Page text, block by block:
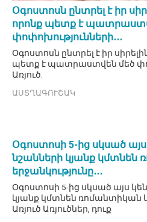
Օգոստոսն ընտրել է իր
որոնք պետք է
փոփոխությունների․․․
Օգոստոսն ընտրել է իր
պետք է պատրաստվեն մեծ
Առյուծ.
ԱՍՏՂԱԳՈՒՇԱԿ
Օգոստոսի 5-ից սկսած
նշանների կյանք կմտնեն
երջանկությունը․․․
Օգոստոսի 5-ից սկսած այս
կյանք կմտնեն ռոմանտիկան և
Առյուծ Առյուծներ, դուք